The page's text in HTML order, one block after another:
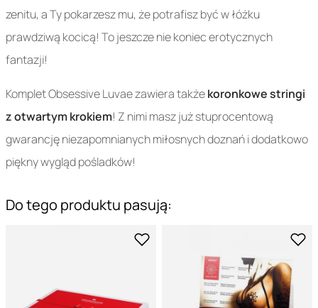
zenitu, a Ty pokarzesz mu, że potrafisz być w łóżku
prawdziwą kocicą! To jeszcze nie koniec erotycznych
fantazji!
Komplet Obsessive Luvae zawiera takżekoronkowe stringi
z otwartym krokiem! Z nimi masz już stuprocentową
gwarancję niezapomnianych miłosnych doznań i dodatkowo
piękny wygląd pośladków!
Do tego produktu pasują: